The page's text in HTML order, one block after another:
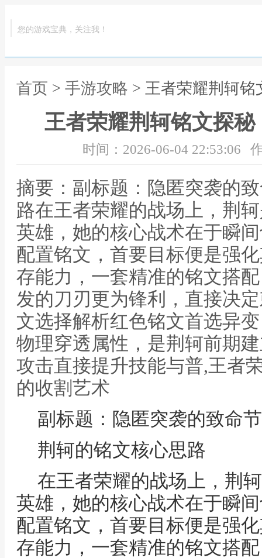
您的游戏宝典，关注我！
首页 > 手游攻略 > 王者荣耀荆轲
王者荣耀荆轲铭文探
时间：2026-06-04 22:53:06
摘要：副标题：隐匿突袭的
路在王者荣耀的战场上，荆
英雄，她的核心战术在于瞬
配置铭文，首要目标便是强
存能力，一套精准的铭文搭
发的刀刃更为锋利，直接决
文选择解析红色铭文首选异
物理穿透属性，是荆轲前期
攻击直接提升技能与普,王者
的收割艺术
副标题：隐匿突袭的致命
荆轲的铭文核心思路
在王者荣耀的战场上，荆
英雄，她的核心战术在于瞬
配置铭文，首要目标便是强
存能力，一套精准的铭文搭